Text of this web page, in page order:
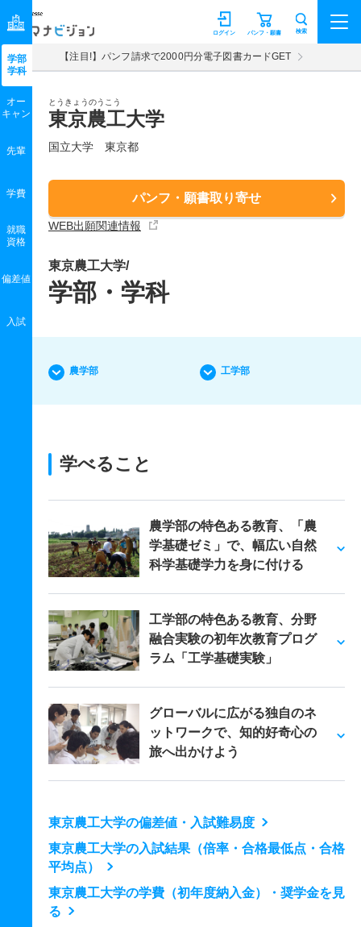
マナビジョン パンフ・願書
ログイン 検索
【注目!】パンフ請求で2000円分電子図書カードGET
とうきょうのうこう
東京農工大学
国立大学 東京都
パンフ・願書取り寄せ
WEB出願関連情報
学部
学科
オー
キャン
先輩
学費
就職
資格
偏差値
入試
東京農工大学/
学部・学科
農学部 工学部
学べること
農学部の特色ある教育、「農
学基礎ゼミ」で、幅広い自然
科学基礎学力を身に付ける
工学部の特色ある教育、分野
融合実験の初年次教育プログ
ラム「工学基礎実験」
グローバルに広がる独自のネ
ットワークで、知的好奇心の
旅へ出かけよう
東京農工大学の偏差値・入試難易度
東京農工大学の入試結果（倍率・合格最低点・合格
平均点）
東京農工大学の学費（初年度納入金）・奨学金を見
る